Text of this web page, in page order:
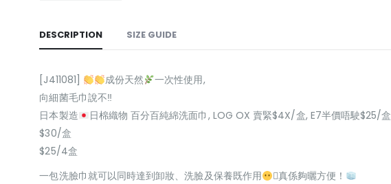
DESCRIPTION SIZE GUIDE
[J411081] 成份天然
一次性使用,
向細菌毛巾說不‼
日本製造
日棉織物 百分百純綿洗面巾, LOG OX 賣緊$4X/盒, E7半價唔駛$25/盒
$30/盒
$25/4盒
一包洗臉巾就可以同時達到卸妝、洗臉及保養既作用
‍🌫真係夠曬方便！